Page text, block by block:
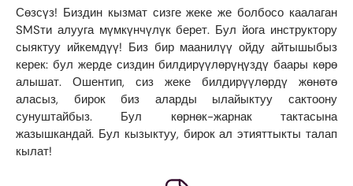
Сөзсүз! Биздин кызмат сизге жеке же болбосо каалаган
SMSти алууга мүмкүнчүлүк берет. Бул йога инструктору
сыяктуу ийкемдүү! Биз бир маанилүү ойду айтышыбыз
керек: бул жерде сиздин билдирүүлөрүңүздү баары көрө
алышат. Ошентип, сиз жеке билдирүүлөрдү жөнөтө
аласыз, бирок биз аларды ылайыктуу сактоону
сунуштайбыз. Бул көрнөк-жарнак тактасына
жазышкандай. Бул кызыктуу, бирок ал этияттыкты талап
кылат!